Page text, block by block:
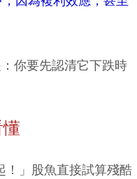
你要先認清它下跌時
！」股魚直接試算殘酷